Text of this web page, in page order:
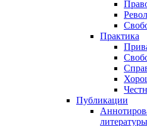
Практика
Публикации
литературы